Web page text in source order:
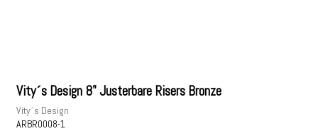
Vity´s Design 8" Justerbare Risers Bronze
Vity´s Design
ARBR0008-1